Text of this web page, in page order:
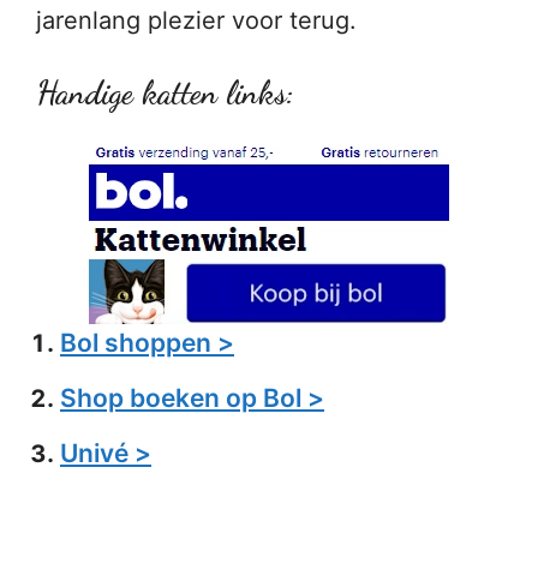
jarenlang plezier voor terug.
Handige katten links:
Bol shoppen >
Shop boeken op Bol >
Univé >